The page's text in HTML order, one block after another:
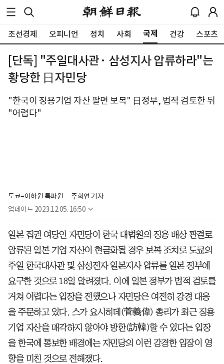
조선경제 오피니언 정치 사회 국제 건강 스포츠
[단독] "주일대사관· 삼성지사 압류하라"는
황당한 日자민당
"한국이 징용기업 자산 팔면 보복" 日정부, 법적 검토한 뒤
"어렵다"
도쿄=이하원 특파원
주희연 기자
업데이트 2023.12.05. 16:50
일본 집권 여당인 자민당이 한국 대법원의 징용 배상 판결로
압류된 일본 기업 자산이 현금화될 경우 보복 조치로 도쿄의
주일 한국대사관 및 삼성전자 일본지사 압류를 일본 정부에
요구한 것으로 18일 알려졌다. 이에 일본 정부가 법적 검토를
거쳐 어렵다는 입장을 전했으나 자민당은 여전히 강경 대응
을 주문하고 있다. 스가 요시히데(菅義偉) 총리가 최근 징용
기업 자산을 매각하지 않아야 방한(訪韓)할 수 있다는 입장
을 한국에 통보한 배경에는 자민당의 이런 강경한 입장이 영
향을 미친 것으로 전해졌다.